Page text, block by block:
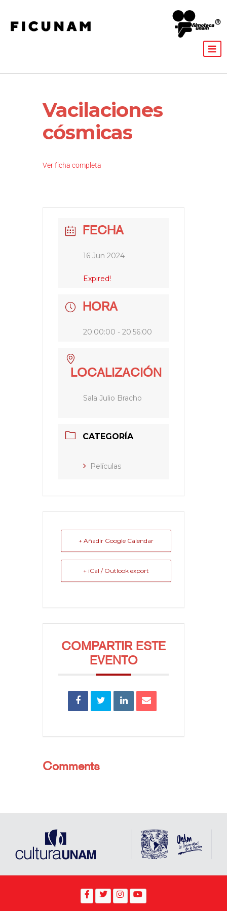
Vacilaciones
cósmicas
Ver ficha completa
FECHA
16 Jun 2024
Expired!
HORA
20:00:00 - 20:56:00
LOCALIZACIÓN
Sala Julio Bracho
CATEGORÍA
Películas
+ Añadir Google Calendar
+ iCal / Outlook export
COMPARTIR ESTE
EVENTO
Comments